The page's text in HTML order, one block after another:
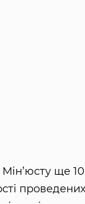
ще 10
проведених